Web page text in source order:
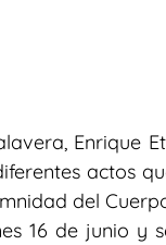
Enrique
actos
del
16 de junio y